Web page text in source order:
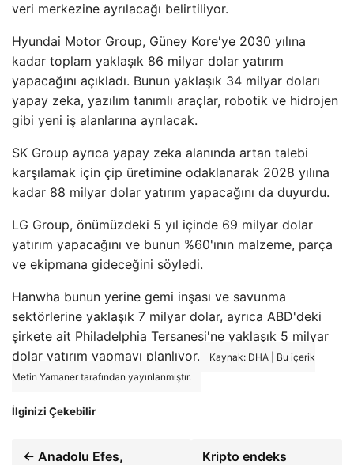
veri merkezine ayrılacağı belirtiliyor.
Hyundai Motor Group, Güney Kore'ye 2030 yılına
kadar toplam yaklaşık 86 milyar dolar yatırım
yapacağını açıkladı. Bunun yaklaşık 34 milyar doları
yapay zeka, yazılım tanımlı araçlar, robotik ve hidrojen
gibi yeni iş alanlarına ayrılacak.
SK Group ayrıca yapay zeka alanında artan talebi
karşılamak için çip üretimine odaklanarak 2028 yılına
kadar 88 milyar dolar yatırım yapacağını da duyurdu.
LG Group, önümüzdeki 5 yıl içinde 69 milyar dolar
yatırım yapacağını ve bunun %60'ının malzeme, parça
ve ekipmana gideceğini söyledi.
Hanwha bunun yerine gemi inşası ve savunma
sektörlerine yaklaşık 7 milyar dolar, ayrıca ABD'deki
şirkete ait Philadelphia Tersanesi'ne yaklaşık 5 milyar
dolar yatırım yapmayı planlıyor.
Kaynak: DHA | Bu içerik
Metin Yamaner tarafından yayınlanmıştır.
İlginizi Çekebilir
← Anadolu Efes,
Kripto endeks